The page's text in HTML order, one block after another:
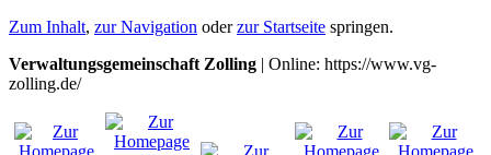
Zum Inhalt, zur Navigation oderzur Startseite springen.
Verwaltungsgemeinschaft Zolling | Online: https://www.vg-
zolling.de/